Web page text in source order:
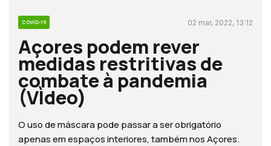
COVID-19 02 mar, 2022, 13:12
Açores podem rever
medidas restritivas de
combate à pandemia
(VÌdeo)
O uso de máscara pode passar a ser obrigatório
apenas em espaços interiores, também nos Açores.